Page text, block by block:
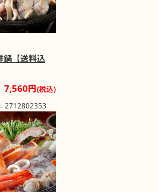
鍋【送料込
7,560円(税込)
2712802353